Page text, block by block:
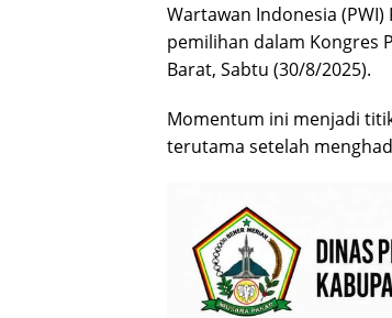
Wartawan Indonesia
pemilihan dalam Kongres
Barat, Sabtu (30/8/2025).
Momentum ini menjadi
terutama setelah